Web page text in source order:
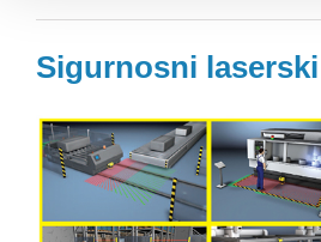
Sigurnosni